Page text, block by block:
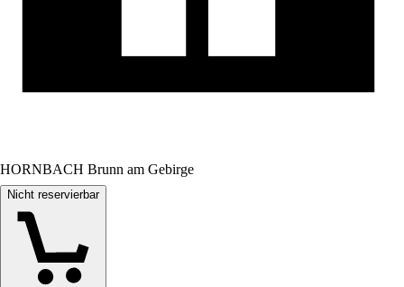
HORNBACH Brunn am Gebirge
Nicht reservierbar